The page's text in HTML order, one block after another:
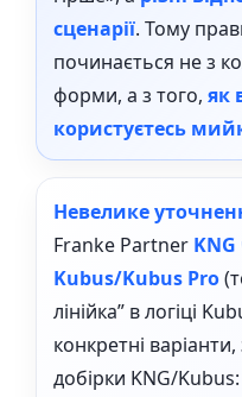
сценарії. Тому
починається не з
форми, а з того, як
користуєтесь
Невелике
Franke Partner
Kubus/Kubus Pro
лінійка” в логіці
конкретні
добірки KNG/Kubus: